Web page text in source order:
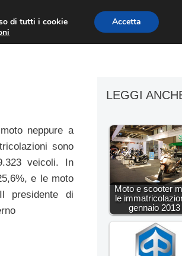
ACCESSORI MOTO MOTO GP
neppure a
sono
veicoli. In
e le moto
presidente di
LEGGI
Moto e scooter
le
gennaio 2013
di tutti i cookie
Accetta